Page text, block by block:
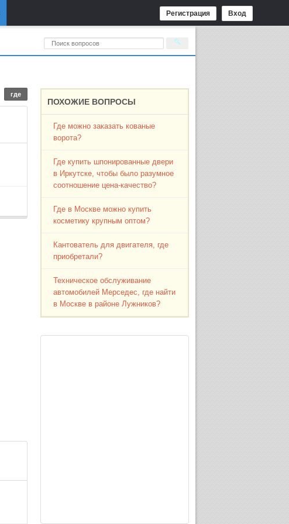
Регистрация Вход
где
ПОХОЖИЕ ВОПРОСЫ
Где можно заказать кованые
ворота?
Где купить шпонированные двери
в Иркутске, чтобы было разумное
соотношение цена-качество?
Где в Москве можно купить
косметику крупным оптом?
Кантователь для двигателя, где
приобретали?
Техническое обслуживание
автомобилей Мерседес, где найти
в Москве в районе Лужников?